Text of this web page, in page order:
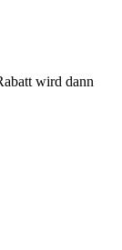
wird dann